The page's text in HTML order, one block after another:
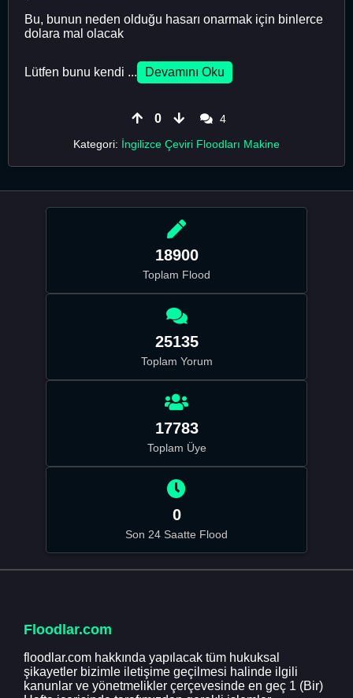
Bu, bunun neden olduğu hasarı onarmak için binlerce
dolara mal olacak
Lütfen bunu kendi ... Devamını Oku
0
4
Kategori: İngilizce Çeviri Floodları Makine
18900
Toplam Flood
25135
Toplam Yorum
17783
Toplam Üye
0
Son 24 Saatte Flood
Floodlar.com
floodlar.com hakkında yapılacak tüm hukuksal
şikayetler bizimle iletişime geçilmesi halinde ilgili
kanunlar ve yönetmelikler çerçevesinde en geç 1 (Bir)